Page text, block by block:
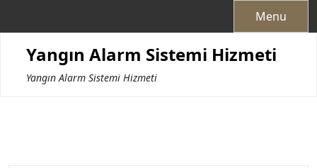
Menu
Yangın Alarm Sistemi Hizmeti
Yangın Alarm Sistemi Hizmeti